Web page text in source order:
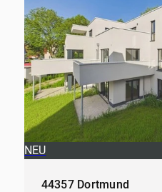
NEU
44357 Dortmund